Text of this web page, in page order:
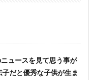
ュースを見て思う事が
だと優秀な子供が生ま